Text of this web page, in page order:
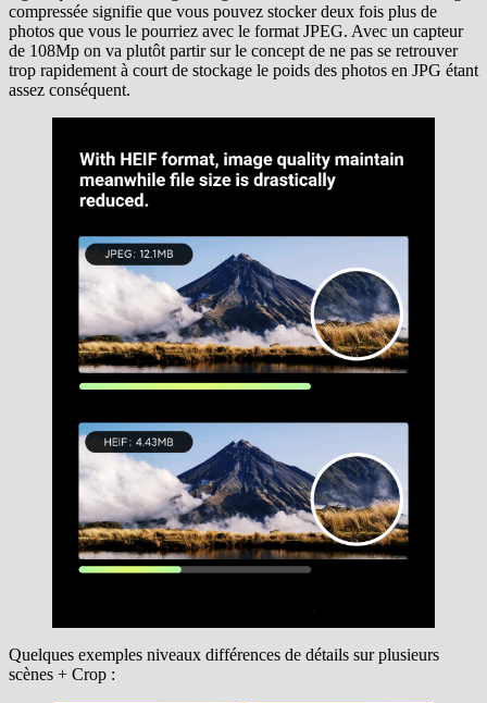
compressée signifie que vous pouvez stocker deux fois plus de
photos que vous le pourriez avec le format JPEG. Avec un capteur
de 108Mp on va plutôt partir sur le concept de ne pas se retrouver
trop rapidement à court de stockage le poids des photos en JPG étant
assez conséquent.
Quelques exemples niveaux différences de détails sur plusieurs
scènes + Crop :